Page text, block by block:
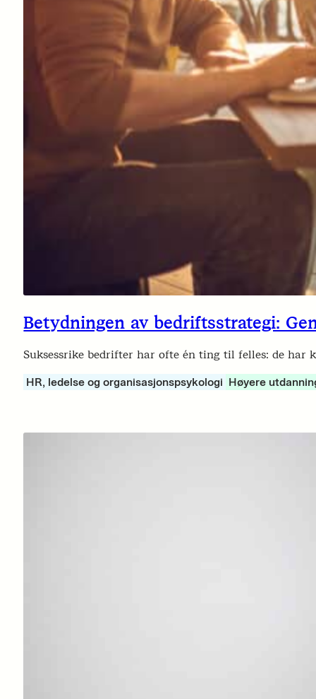
Betydningen av bedriftsstrategi:
Suksessrike bedrifter har ofte én ting til felles: de
HR, ledelse og organisasjonspsykologi Høyere